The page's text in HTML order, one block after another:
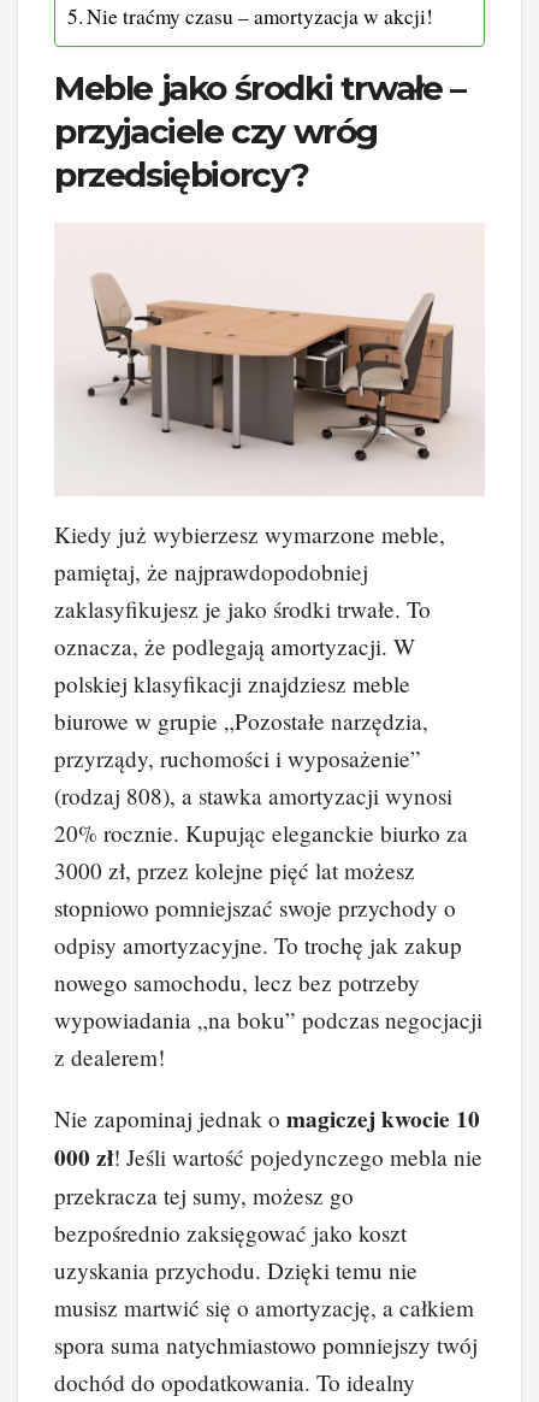
Nie traćmy czasu – amortyzacja w akcji!
Meble jako środki trwałe –
przyjaciele czy wróg
przedsiębiorcy?
Kiedy już wybierzesz wymarzone meble,
pamiętaj, że najprawdopodobniej
zaklasyfikujesz je jako środki trwałe. To
oznacza, że podlegają amortyzacji. W
polskiej klasyfikacji znajdziesz meble
biurowe w grupie „Pozostałe narzędzia,
przyrządy, ruchomości i wyposażenie”
(rodzaj 808), a stawka amortyzacji wynosi
20% rocznie. Kupując eleganckie biurko za
3000 zł, przez kolejne pięć lat możesz
stopniowo pomniejszać swoje przychody o
odpisy amortyzacyjne. To trochę jak zakup
nowego samochodu, lecz bez potrzeby
wypowiadania „na boku” podczas negocjacji
z dealerem!
Nie zapominaj jednak o magiczej kwocie 10
000 zł! Jeśli wartość pojedynczego mebla nie
przekracza tej sumy, możesz go
bezpośrednio zaksięgować jako koszt
uzyskania przychodu. Dzięki temu nie
musisz martwić się o amortyzację, a całkiem
spora suma natychmiastowo pomniejszy twój
dochód do opodatkowania. To idealny